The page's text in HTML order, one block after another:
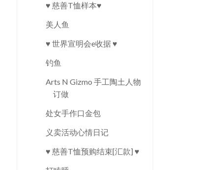
♥ 慈善T恤样本♥
美人鱼
♥ 世界宣明会e收据 ♥
钓鱼
Arts N Gizmo 手工陶土人物
订做
处女手作口金包
义卖活动心情日记
♥ 慈善T恤预购结束[汇款] ♥